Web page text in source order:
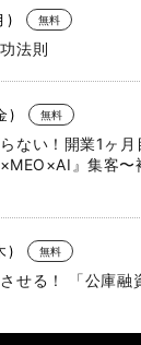
) 無料
法則
) 無料
ない！開業1ヶ月
』集客〜
) 無料
せる！ 「公庫融